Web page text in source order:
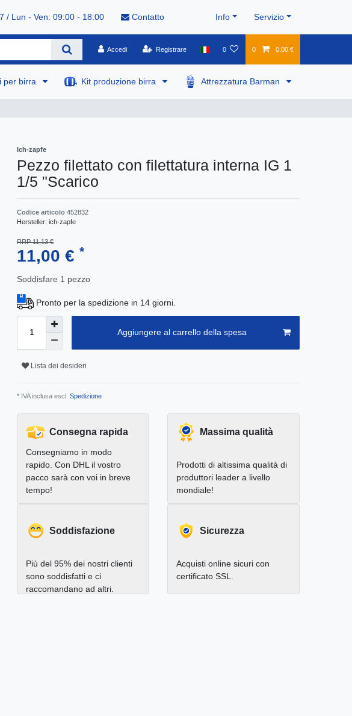
/ Lun - Ven: 09:00 - 18:00 Contatto Info Servizio
Accedi Registrare 0 0 0,00 €
per birra Kit produzione birra Attrezzatura Barman
Ich-zapfe
Pezzo filettato con filettatura interna IG 1
1/5 "Scarico
Codice articolo 452832
Hersteller: ich-zapfe
RRP 11,13 €
11,00 € *
Soddisfare 1 pezzo
Pronto per la spedizione in 14 giorni.
Aggiungere al carrello della spesa
Lista dei desideri
* IVA inclusa escl. Spedizione
Consegna rapida
Consegniamo in modo
rapido. Con DHL il vostro
pacco sarà con voi in breve
tempo!
Massima qualità
Prodotti di altissima qualità di
produttori leader a livello
mondiale!
Soddisfazione
Più del 95% dei nostri clienti
sono soddisfatti e ci
raccomandano ad altri.
Sicurezza
Acquisti online sicuri con
certificato SSL.